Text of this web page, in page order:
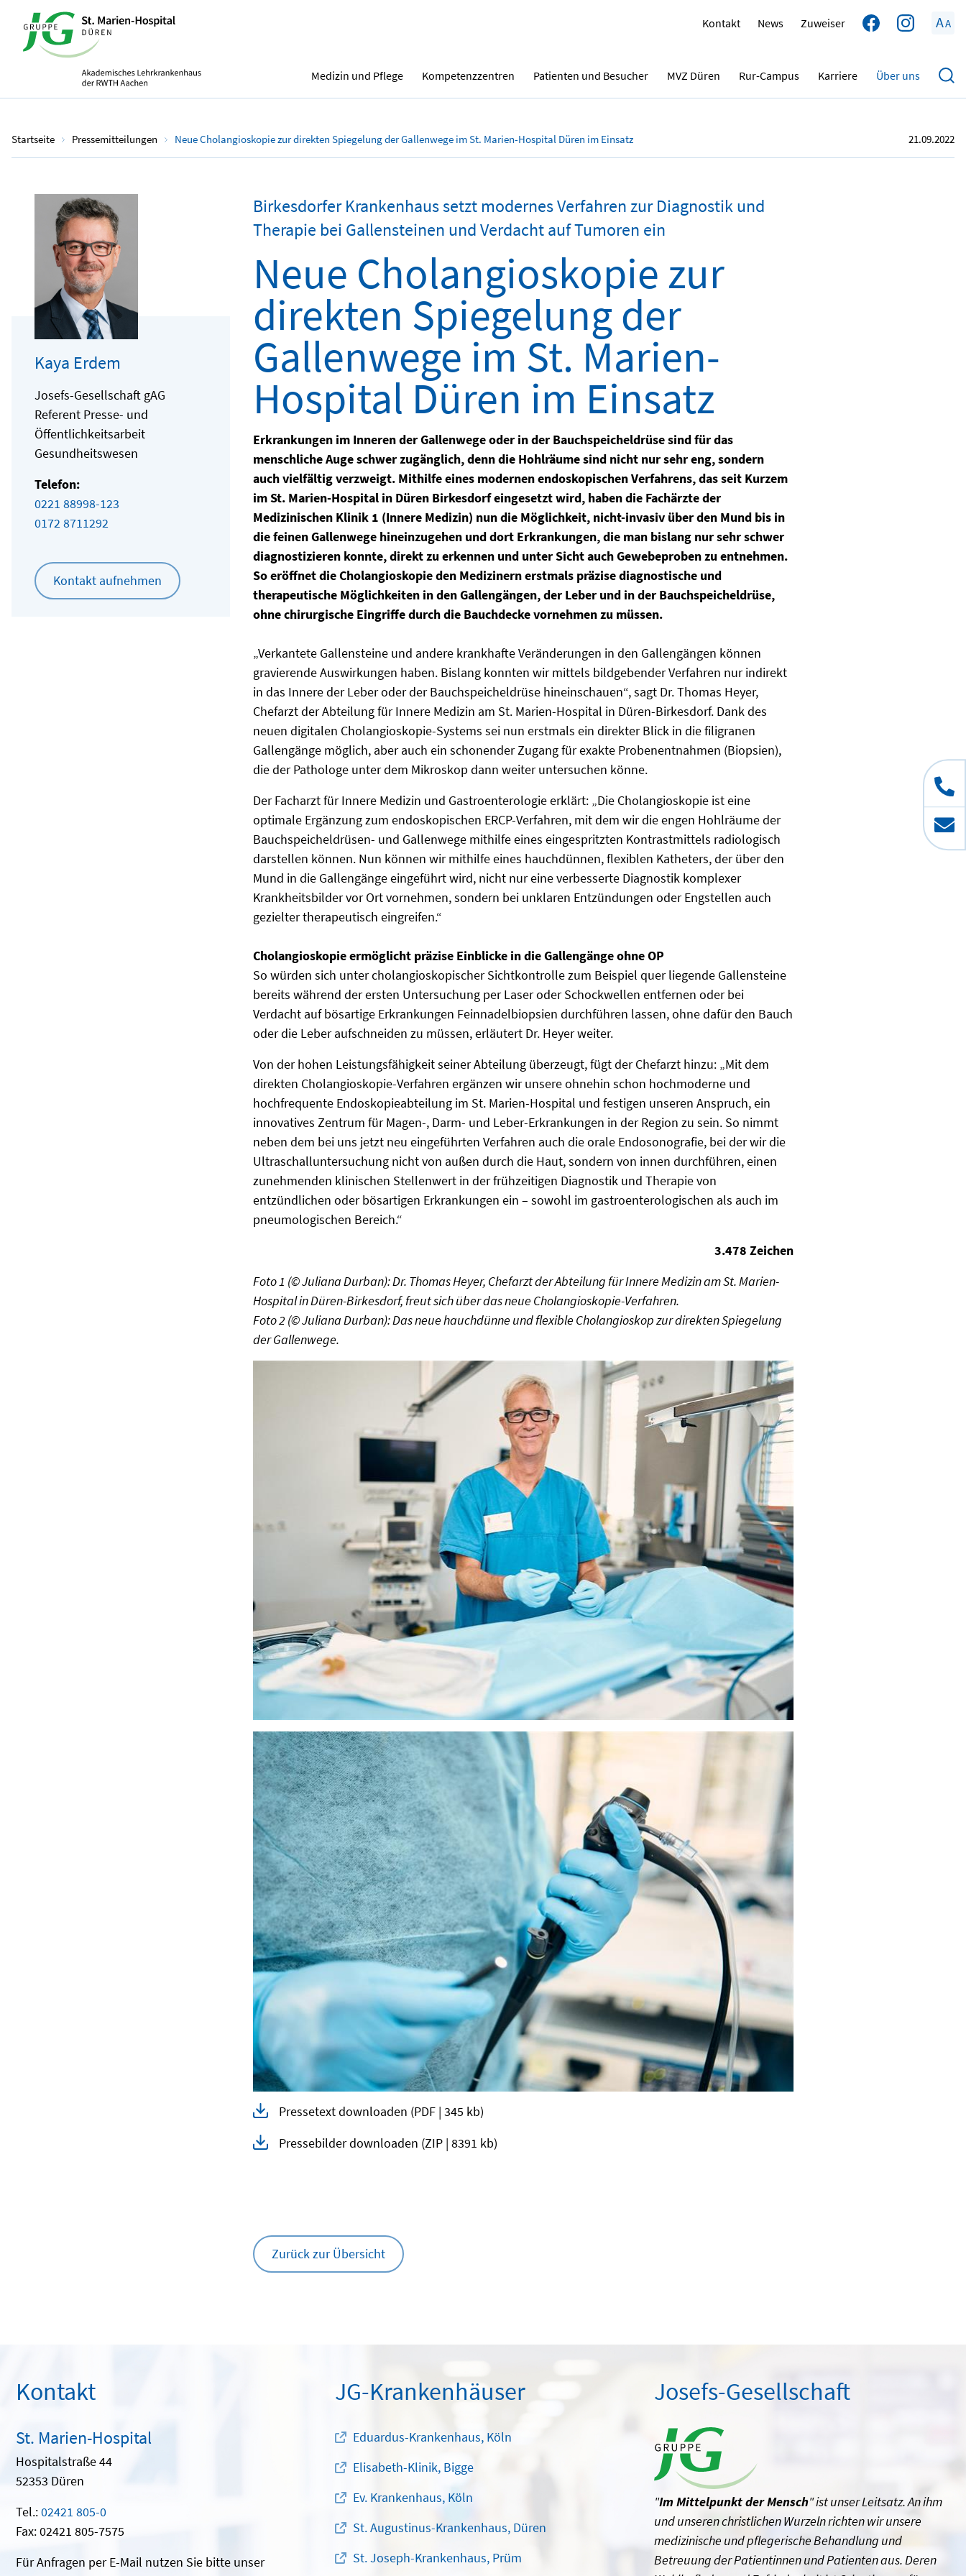
Kontakt News Zuweiser AA
Medizin und Pflege Kompetenzzentren Patienten und Besucher MVZ Düren Rur-Campus Karriere Über uns
Startseite Pressemitteilungen Neue Cholangioskopie zur direkten Spiegelung der Gallenwege im St. Marien-Hospital Düren im Einsatz 21.09.2022
Kaya Erdem
Josefs-Gesellschaft gAG
Referent Presse- und
Öffentlichkeitsarbeit
Gesundheitswesen
Telefon:
0221 88998-123
0172 8711292
Kontakt aufnehmen
Birkesdorfer Krankenhaus setzt modernes Verfahren zur Diagnostik und
Therapie bei Gallensteinen und Verdacht auf Tumoren ein
Neue Cholangioskopie zur
direkten Spiegelung der
Gallenwege im St. Marien-
Hospital Düren im Einsatz
Erkrankungen im Inneren der Gallenwege oder in der Bauchspeicheldrüse sind für das
menschliche Auge schwer zugänglich, denn die Hohlräume sind nicht nur sehr eng, sondern
auch vielfältig verzweigt. Mithilfe eines modernen endoskopischen Verfahrens, das seit Kurzem
im St. Marien-Hospital in Düren Birkesdorf eingesetzt wird, haben die Fachärzte der
Medizinischen Klinik 1 (Innere Medizin) nun die Möglichkeit, nicht-invasiv über den Mund bis in
die feinen Gallenwege hineinzugehen und dort Erkrankungen, die man bislang nur sehr schwer
diagnostizieren konnte, direkt zu erkennen und unter Sicht auch Gewebeproben zu entnehmen.
So eröffnet die Cholangioskopie den Medizinern erstmals präzise diagnostische und
therapeutische Möglichkeiten in den Gallengängen, der Leber und in der Bauchspeicheldrüse,
ohne chirurgische Eingriffe durch die Bauchdecke vornehmen zu müssen.
„Verkantete Gallensteine und andere krankhafte Veränderungen in den Gallengängen können
gravierende Auswirkungen haben. Bislang konnten wir mittels bildgebender Verfahren nur indirekt
in das Innere der Leber oder der Bauchspeicheldrüse hineinschauen“, sagt Dr. Thomas Heyer,
Chefarzt der Abteilung für Innere Medizin am St. Marien-Hospital in Düren-Birkesdorf. Dank des
neuen digitalen Cholangioskopie-Systems sei nun erstmals ein direkter Blick in die filigranen
Gallengänge möglich, aber auch ein schonender Zugang für exakte Probenentnahmen (Biopsien),
die der Pathologe unter dem Mikroskop dann weiter untersuchen könne.
Der Facharzt für Innere Medizin und Gastroenterologie erklärt: „Die Cholangioskopie ist eine
optimale Ergänzung zum endoskopischen ERCP-Verfahren, mit dem wir die engen Hohlräume der
Bauchspeicheldrüsen- und Gallenwege mithilfe eines eingespritzten Kontrastmittels radiologisch
darstellen können. Nun können wir mithilfe eines hauchdünnen, flexiblen Katheters, der über den
Mund in die Gallengänge eingeführt wird, nicht nur eine verbesserte Diagnostik komplexer
Krankheitsbilder vor Ort vornehmen, sondern bei unklaren Entzündungen oder Engstellen auch
gezielter therapeutisch eingreifen.“
Cholangioskopie ermöglicht präzise Einblicke in die Gallengänge ohne OP
So würden sich unter cholangioskopischer Sichtkontrolle zum Beispiel quer liegende Gallensteine
bereits während der ersten Untersuchung per Laser oder Schockwellen entfernen oder bei
Verdacht auf bösartige Erkrankungen Feinnadelbiopsien durchführen lassen, ohne dafür den Bauch
oder die Leber aufschneiden zu müssen, erläutert Dr. Heyer weiter.
Von der hohen Leistungsfähigkeit seiner Abteilung überzeugt, fügt der Chefarzt hinzu: „Mit dem
direkten Cholangioskopie-Verfahren ergänzen wir unsere ohnehin schon hochmoderne und
hochfrequente Endoskopieabteilung im St. Marien-Hospital und festigen unseren Anspruch, ein
innovatives Zentrum für Magen-, Darm- und Leber-Erkrankungen in der Region zu sein. So nimmt
neben dem bei uns jetzt neu eingeführten Verfahren auch die orale Endosonografie, bei der wir die
Ultraschalluntersuchung nicht von außen durch die Haut, sondern von innen durchführen, einen
zunehmenden klinischen Stellenwert in der frühzeitigen Diagnostik und Therapie von
entzündlichen oder bösartigen Erkrankungen ein – sowohl im gastroenterologischen als auch im
pneumologischen Bereich.“
3.478 Zeichen
Foto 1 (© Juliana Durban): Dr. Thomas Heyer, Chefarzt der Abteilung für Innere Medizin am St. Marien-
Hospital in Düren-Birkesdorf, freut sich über das neue Cholangioskopie-Verfahren.
Foto 2 (© Juliana Durban): Das neue hauchdünne und flexible Cholangioskop zur direkten Spiegelung
der Gallenwege.
Pressetext downloaden (PDF | 345 kb)
Pressebilder downloaden (ZIP | 8391 kb)
Zurück zur Übersicht
Kontakt
St. Marien-Hospital
Hospitalstraße 44
52353 Düren
Tel.:02421 805-0
Fax: 02421 805-7575
Für Anfragen per E-Mail nutzen Sie bitte unser
JG-Krankenhäuser
Eduardus-Krankenhaus, Köln
Elisabeth-Klinik, Bigge
Ev. Krankenhaus, Köln
St. Augustinus-Krankenhaus, Düren
St. Joseph-Krankenhaus, Prüm
Josefs-Gesellschaft
"Im Mittelpunkt der Mensch" ist unser Leitsatz. An ihm
und unseren christlichen Wurzeln richten wir unsere
medizinische und pflegerische Behandlung und
Betreuung der Patientinnen und Patienten aus. Deren